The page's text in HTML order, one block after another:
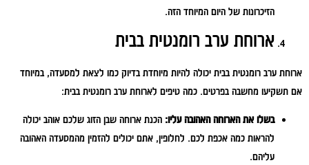
הזיכרונות של היום המיוחד הזה.
ארוחת ערב רומנטית בבית
ארוחת ערב רומנטית בבית יכולה להיות מיוחדת בדיוק כמו לצאת למסעדה, במיוחד
אם תשקיעו מחשבה בפרטים. כמה טיפים לארוחת ערב רומנטית בבית:
בשלו את הארוחה האהובה עליו: הכנת ארוחה שבן הזוג שלכם אוהב יכולה
להראות כמה אכפת לכם. לחלופין, אתם יכולים להזמין מהמסעדה האהובה
עליהם.